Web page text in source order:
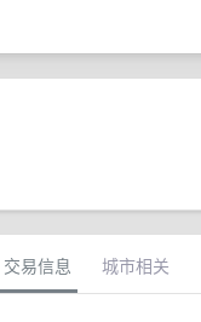
交易信息 城市相关